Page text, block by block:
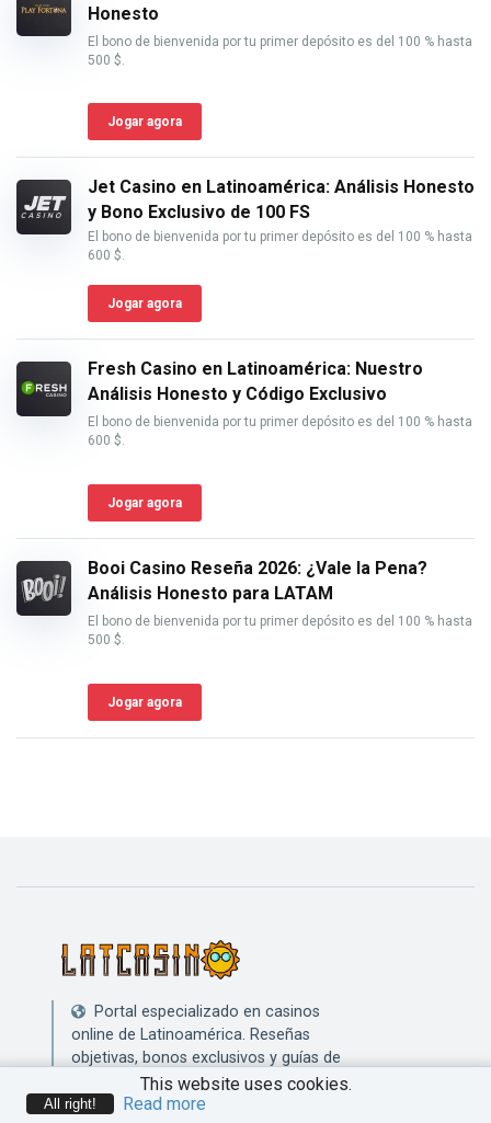
Honesto
El bono de bienvenida por tu primer depósito es del 100 % hasta
500 $.
Jogar agora
Jet Casino en Latinoamérica: Análisis Honesto
y Bono Exclusivo de 100 FS
El bono de bienvenida por tu primer depósito es del 100 % hasta
600 $.
Jogar agora
Fresh Casino en Latinoamérica: Nuestro
Análisis Honesto y Código Exclusivo
El bono de bienvenida por tu primer depósito es del 100 % hasta
600 $.
Jogar agora
Booi Casino Reseña 2026: ¿Vale la Pena?
Análisis Honesto para LATAM
El bono de bienvenida por tu primer depósito es del 100 % hasta
500 $.
Jogar agora
Portal especializado en casinos
online de Latinoamérica. Reseñas
objetivas, bonos exclusivos y guías de
juego responsable en español.
This website uses cookies.
All right! Read more